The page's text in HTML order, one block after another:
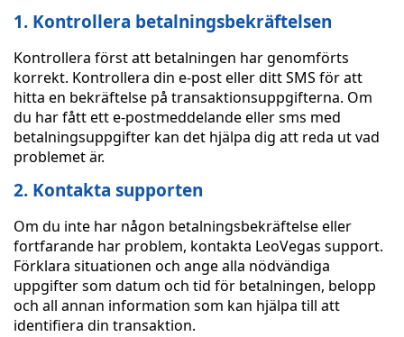
1. Kontrollera betalningsbekräftelsen
Kontrollera först att betalningen har genomförts
korrekt. Kontrollera din e-post eller ditt SMS för att
hitta en bekräftelse på transaktionsuppgifterna. Om
du har fått ett e-postmeddelande eller sms med
betalningsuppgifter kan det hjälpa dig att reda ut vad
problemet är.
2. Kontakta supporten
Om du inte har någon betalningsbekräftelse eller
fortfarande har problem, kontakta LeoVegas support.
Förklara situationen och ange alla nödvändiga
uppgifter som datum och tid för betalningen, belopp
och all annan information som kan hjälpa till att
identifiera din transaktion.